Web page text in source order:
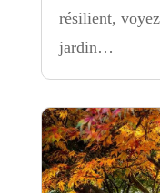
résilient,
jardin…